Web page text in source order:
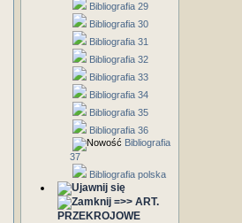
Bibliografia 29
Bibliografia 30
Bibliografia 31
Bibliografia 32
Bibliografia 33
Bibliografia 34
Bibliografia 35
Bibliografia 36
Bibliografia
37
Bibliografia polska
=>> ART.
PRZEKROJOWE